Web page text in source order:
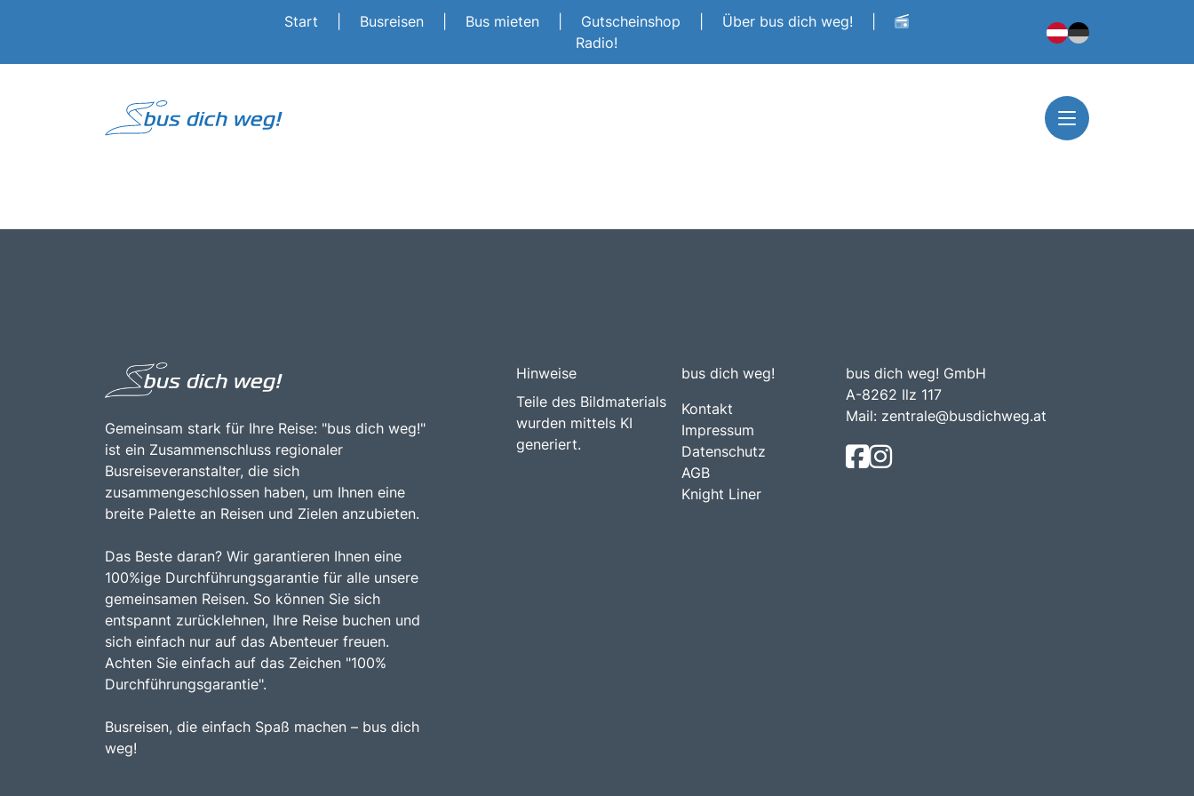
Start Busreisen Bus mieten Gutscheinshop Über bus dich weg!
Radio!
Gemeinsam stark für Ihre Reise: "bus dich weg!"
ist ein Zusammenschluss regionaler
Busreiseveranstalter, die sich
zusammengeschlossen haben, um Ihnen eine
breite Palette an Reisen und Zielen anzubieten.
Das Beste daran? Wir garantieren Ihnen eine
100%ige Durchführungsgarantie für alle unsere
gemeinsamen Reisen. So können Sie sich
entspannt zurücklehnen, Ihre Reise buchen und
sich einfach nur auf das Abenteuer freuen.
Achten Sie einfach auf das Zeichen "100%
Durchführungsgarantie".
Busreisen, die einfach Spaß machen – bus dich
weg!
Hinweise
Teile des Bildmaterials
wurden mittels KI
generiert.
bus dich weg!
Kontakt
Impressum
Datenschutz
AGB
Knight Liner
bus dich weg! GmbH
A-8262 Ilz 117
Mail: zentrale@busdichweg.at